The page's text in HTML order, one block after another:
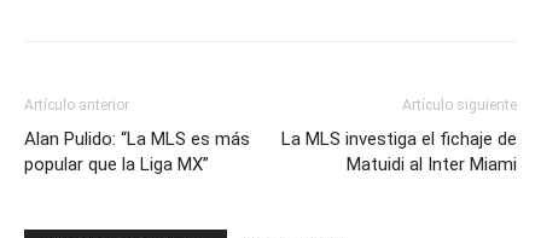
Artículo anterior
Alan Pulido: “La MLS es más
popular que la Liga MX”
Artículo siguiente
La MLS investiga el fichaje de
Matuidi al Inter Miami